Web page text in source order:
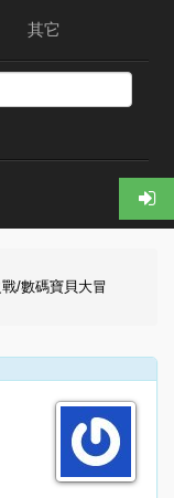
其它
/數碼寶貝大冒